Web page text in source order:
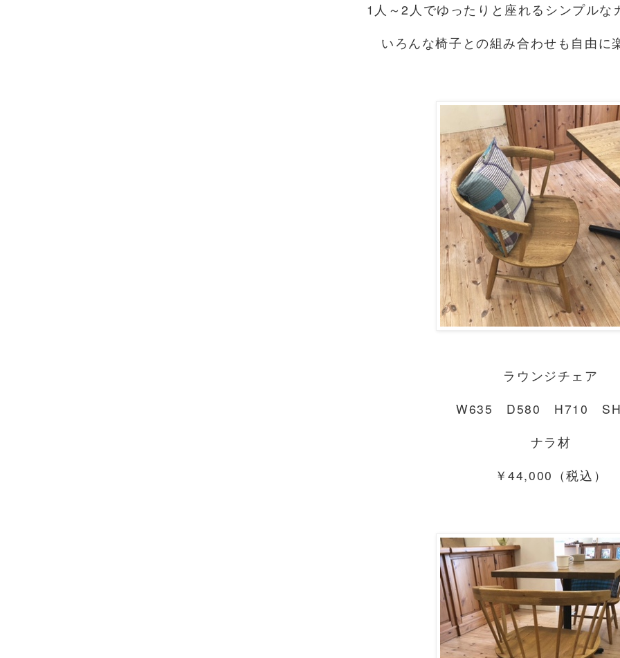
1人～2人でゆったりと座れるシンプルな
いろんな椅子との組み合わせも自由に
ラウンジチェア
W635 D580 H710
ナラ材
￥44,000（税込）